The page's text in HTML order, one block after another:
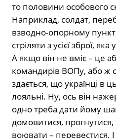
то половини особового
Наприклад, солдат,
взводно-опорному
стріляти з усієї зброї,
А якщо він не вміє – це
командирів ВОПу, або ж
здається, що українці в
лояльні. Ну, ось він
одно треба дати йому
домовитися,
воювати – перевестися.